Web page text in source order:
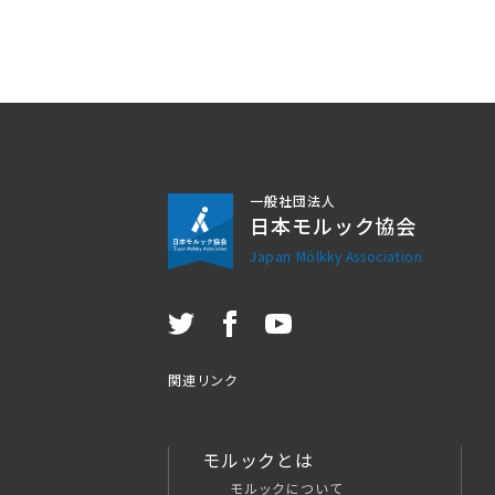
一般社団法人
日本モルック協会
Japan Mölkky Association
関連リンク
モルックとは
モルックについて